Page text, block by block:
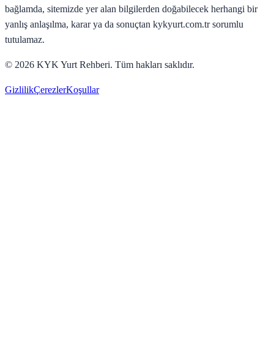
bağlamda, sitemizde yer alan bilgilerden doğabilecek herhangi bir
yanlış anlaşılma, karar ya da sonuçtan kykyurt.com.tr sorumlu
tutulamaz.
© 2026 KYK Yurt Rehberi. Tüm hakları saklıdır.
GizlilikÇerezlerKoşullar